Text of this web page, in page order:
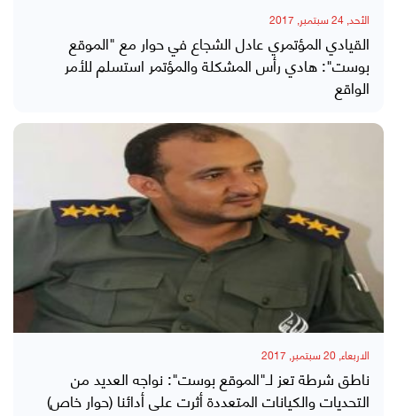
الأحد, 24 سبتمبر, 2017
القيادي المؤتمري عادل الشجاع في حوار مع "الموقع
بوست": هادي رأس المشكلة والمؤتمر استسلم للأمر
الواقع
الاربعاء, 20 سبتمبر, 2017
ناطق شرطة تعز لـ"الموقع بوست": نواجه العديد من
التحديات والكيانات المتعددة أثرت على أدائنا (حوار خاص)